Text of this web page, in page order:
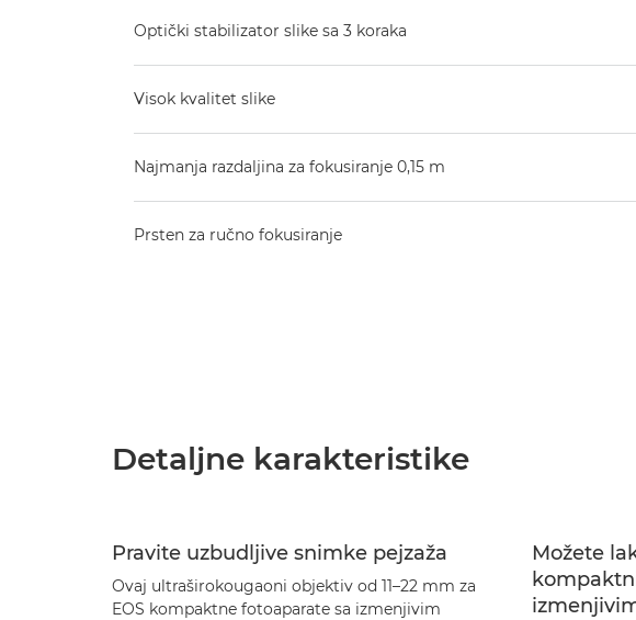
Optički stabilizator slike sa 3 koraka
Visok kvalitet slike
Najmanja razdaljina za fokusiranje 0,15 m
Prsten za ručno fokusiranje
Detaljne karakteristike
Pravite uzbudljive snimke pejzaža
Ovaj ultraširokougaoni objektiv od 11–22 mm za
EOS kompaktne fotoaparate sa izmenjivim
Možete